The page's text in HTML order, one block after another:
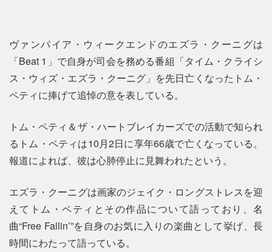
ヴァンパイア・ウィークエンドのエズラ・クーニグは
「Beat 1」で自身が司会を務める番組「タイム・クライシ
ス・ウィズ・エズラ・クーニグ」を先日亡くなったトム・
ペティに捧げて追悼の意を表している。
トム・ペティ＆ザ・ハートブレイカーズでの活動で知られ
るトム・ペティは10月2日に享年66歳で亡くなっている。
報道によれば、彼は心肺停止に見舞われたという。
エズラ・クーニグは画家のジェイク・ロングストレスを迎
えてトム・ペティとその作品について語っており、名
曲“Free Fallin’”を自身のお気に入りの楽曲として挙げ、長
時間にわたって語っている。